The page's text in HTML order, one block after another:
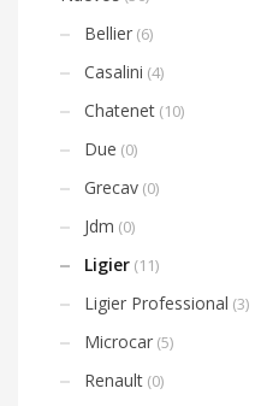
Bellier (6)
Casalini (4)
Chatenet (10)
Due (0)
Grecav (0)
Jdm (0)
Ligier (11)
Ligier Professional (3)
Microcar (5)
Renault (0)